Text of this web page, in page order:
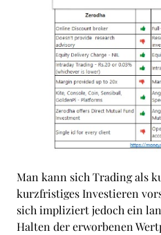
Man kann sich Trading als
kurzfristiges Investieren
sich impliziert jedoch ein
Halten der erworbenen